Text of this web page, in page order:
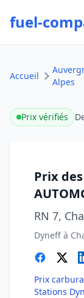
fuel-
Accueil
Alpes
Prix vérifiés
Prix
RN 7,
Dyneff à
Prix
Stations